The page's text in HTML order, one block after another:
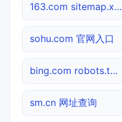
163.com sitemap.xml检测
sohu.com 官网入口
bing.com robots.txt检测
sm.cn 网址查询